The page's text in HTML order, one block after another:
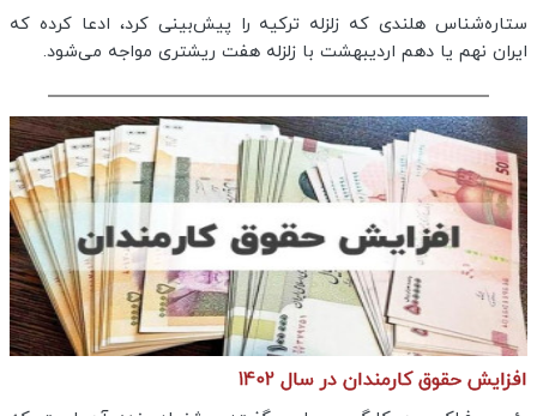
ستاره‌شناس هلندی که زلزله ترکیه را پیش‌بینی کرد، ادعا کرده که
ایران نهم یا دهم اردیبهشت با زلزله هفت ریشتری مواجه می‌شود.
افزایش حقوق کارمندان در سال 1402